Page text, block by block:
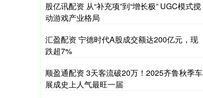
股亿讯配资 从“补充项”到“增长极” UGC模式搅
动游戏产业格局
汇盈配资 宁德时代A股成交额达200亿元，现
跌超7%
顺盈通配资 3天客流破20万！2025齐鲁秋季车
展成史上人气最旺一届